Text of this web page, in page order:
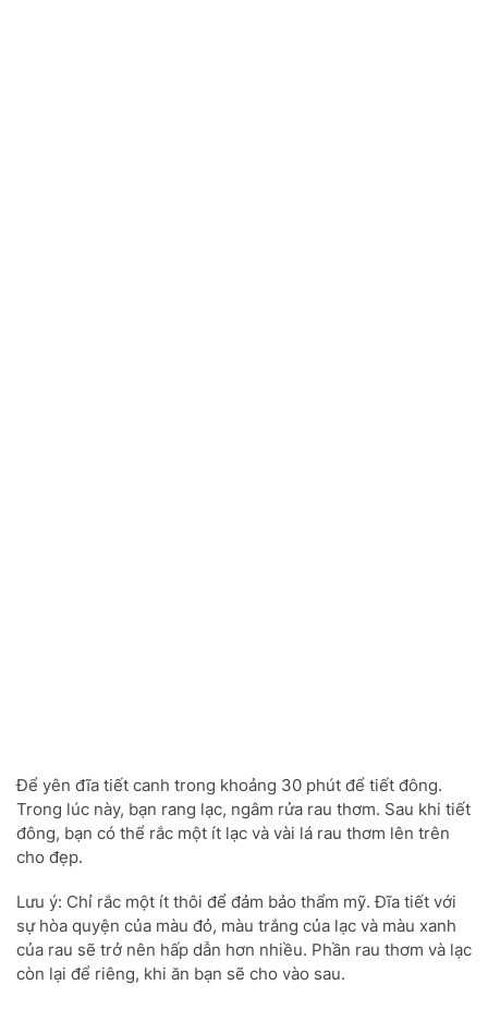
Để yên đĩa tiết canh trong khoảng 30 phút để tiết đông.
Trong lúc này, bạn rang lạc, ngâm rửa rau thơm. Sau khi tiết
đông, bạn có thể rắc một ít lạc và vài lá rau thơm lên trên
cho đẹp.
Lưu ý: Chỉ rắc một ít thôi để đảm bảo thẩm mỹ. Đĩa tiết với
sự hòa quyện của màu đỏ, màu trắng của lạc và màu xanh
của rau sẽ trở nên hấp dẫn hơn nhiều. Phần rau thơm và lạc
còn lại để riêng, khi ăn bạn sẽ cho vào sau.